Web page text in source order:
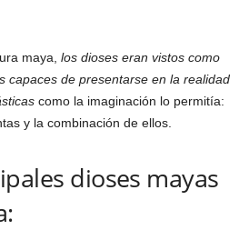
maya, los dioses eran vistos como
capaces de presentarse en la realidad
como la imaginación lo permitía:
y la combinación de ellos.
dioses mayas